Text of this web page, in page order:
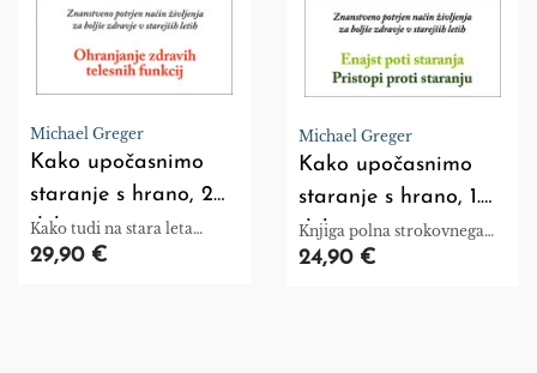
Michael Greger
Kako upočasnimo
staranje s hrano, 2
del
Kako tudi na stara leta
ohranjamo zdravje.
29,90 €
Michael Greger
Kako upočasnimo
staranje s hrano, 1.
del
Knjiga polna strokovnega
znanja in uporabnih rešitev.
24,90 €